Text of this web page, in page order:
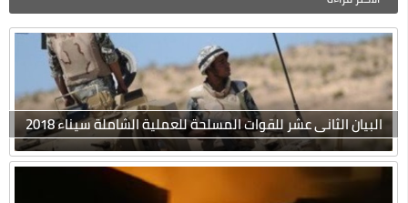
البيان الثانى عشر للقوات المسلحة للعملية الشاملة سيناء 2018